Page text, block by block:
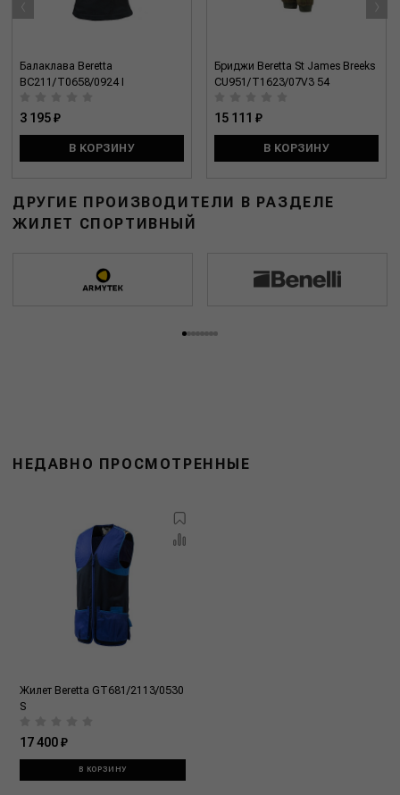
Балаклава Beretta
BC211/T0658/0924 I
3 195 ₽
В КОРЗИНУ
Бриджи Beretta St James Breeks
CU951/T1623/07V3 54
15 111 ₽
В КОРЗИНУ
‹ ›
ДРУГИЕ ПРОИЗВОДИТЕЛИ В РАЗДЕЛЕ
ЖИЛЕТ СПОРТИВНЫЙ
НЕДАВНО ПРОСМОТРЕННЫЕ
Жилет Beretta GT681/2113/0530
S
17 400 ₽
В КОРЗИНУ